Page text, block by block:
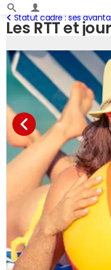
Les RTT et
Statut cadre : ses